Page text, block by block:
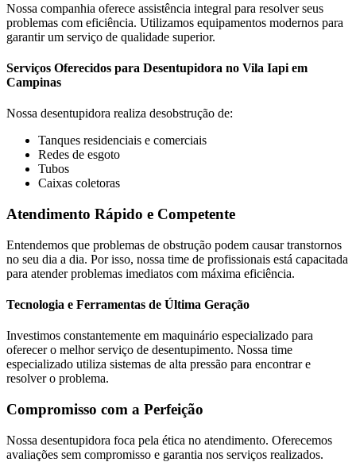
Nossa companhia oferece assistência integral para resolver seus
problemas com eficiência. Utilizamos equipamentos modernos para
garantir um serviço de qualidade superior.
Serviços Oferecidos para Desentupidora no Vila Iapi em
Campinas
Nossa desentupidora realiza desobstrução de:
Tanques residenciais e comerciais
Redes de esgoto
Tubos
Caixas coletoras
Atendimento Rápido e Competente
Entendemos que problemas de obstrução podem causar transtornos
no seu dia a dia. Por isso, nossa time de profissionais está capacitada
para atender problemas imediatos com máxima eficiência.
Tecnologia e Ferramentas de Última Geração
Investimos constantemente em maquinário especializado para
oferecer o melhor serviço de desentupimento. Nossa time
especializado utiliza sistemas de alta pressão para encontrar e
resolver o problema.
Compromisso com a Perfeição
Nossa desentupidora foca pela ética no atendimento. Oferecemos
avaliações sem compromisso e garantia nos serviços realizados.